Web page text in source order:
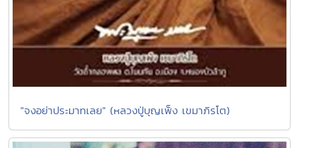
"จงอย่าประมาทเลย" (หลวงปู่บุญเพ็ง เขมาภิรโต)